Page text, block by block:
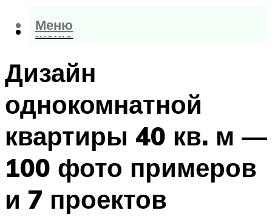
Меню
Меню
Дизайн
однокомнатной
квартиры 40 кв. м —
100 фото примеров
и 7 проектов